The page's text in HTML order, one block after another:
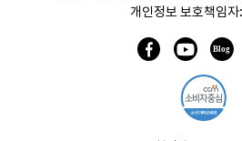
개인정보 보호책임자